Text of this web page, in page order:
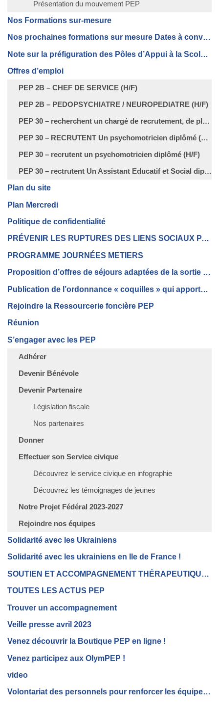
Présentation du mouvement PEP
Nos Formations sur-mesure
Nos prochaines formations sur mesure Dates à convenir avec les stagiares
Note sur la préfiguration des Pôles d’Appui à la Scolarité (PAS)
Offres d’emploi
PEP 2B – CHEF DE SERVICE (H/F)
PEP 2B – PEDOPSYCHIATRE / NEUROPEDIATRE (H/F)
PEP 30 – recherchent un chargé de recrutement, de planning et de formation (H/F)
PEP 30 – RECRUTENT Un psychomotricien diplômé (H/F)
PEP 30 – recrutent un psychomotricien diplômé (H/F)
PEP 30 – rectrutent Un Assistant Educatif et Social diplômé (H/F)
Plan du site
Plan Mercredi
Politique de confidentialité
PRÉVENIR LES RUPTURES DES LIENS SOCIAUX PAR UN ACCOMPAGNEMENT NUMÉRIQUE
PROGRAMME JOURNÉES METIERS
Proposition d’offres de séjours adaptées de la sortie de crise
Publication de l’ordonnance « coquilles » qui apporte des corrections à la loi « Avenir professionnel » au Journal officiel du jeudi 22 août 2019.
Rejoindre la Ressourcerie foncière PEP
Réunion
S’engager avec les PEP
Adhérer
Devenir Bénévole
Devenir Partenaire
Législation fiscale
Nos partenaires
Donner
Effectuer son Service civique
Découvrez le service civique en infographie
Découvrez les témoignages de jeunes
Notre Projet Fédéral 2023-2027
Rejoindre nos équipes
Solidarité avec les Ukrainiens
Solidarité avec les ukrainiens en Ile de France !
SOUTIEN ET ACCOMPAGNEMENT THÉRAPEUTIQUE OU PSYCHOLOGIQUE Ā DISTANCE
TOUTES LES ACTUS PEP
Trouver un accompagnement
Veille presse avril 2023
Venez découvrir la Boutique PEP en ligne !
Venez participez aux OlymPEP !
video
Volontariat des personnels pour renforcer les équipes en première ligne auprès des personnes les plus fragiles